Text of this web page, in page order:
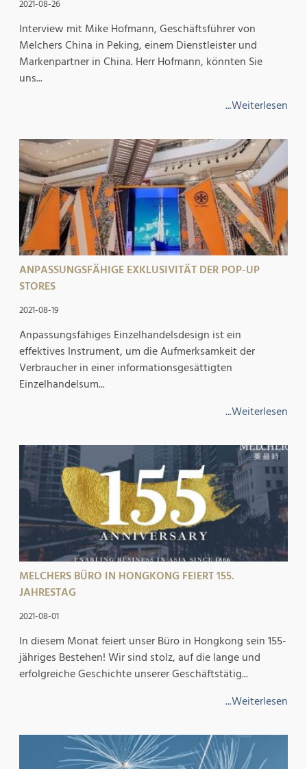
2021-08-26
Interview mit Mike Hofmann, Geschäftsführer von
Melchers China in Peking, einem Dienstleister und
Markenpartner in China. Herr Hofmann, könnten Sie
uns...
...Weiterlesen
ANPASSUNGSFÄHIGE EXKLUSIVITÄT DER POP-UP
STORES
2021-08-19
Anpassungsfähiges Einzelhandelsdesign ist ein
effektives Instrument, um die Aufmerksamkeit der
Verbraucher in einer informationsgesättigten
Einzelhandelsum...
...Weiterlesen
MELCHERS BÜRO IN HONGKONG FEIERT 155.
JAHRESTAG
2021-08-01
In diesem Monat feiert unser Büro in Hongkong sein 155-
jähriges Bestehen! Wir sind stolz, auf die lange und
erfolgreiche Geschichte unserer Geschäftstätig...
...Weiterlesen